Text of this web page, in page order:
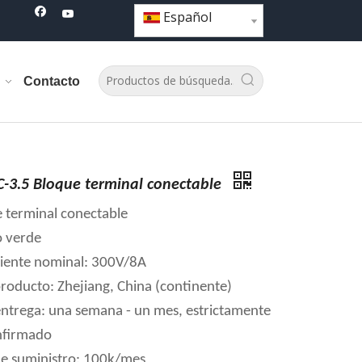
Español
Contacto
3.5 Bloque terminal conectable
terminal conectable
verde
nominal: 300V/8A
Zhejiang, China (continente)
una semana - un mes, estrictamente